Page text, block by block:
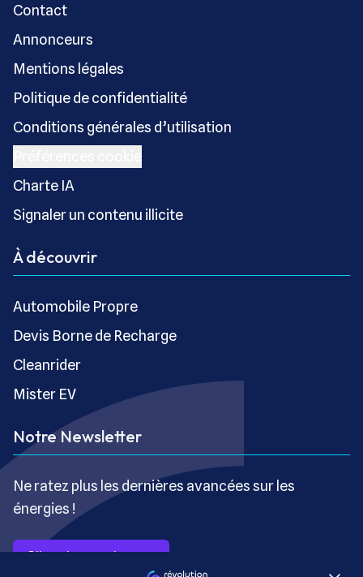
Contact
Annonceurs
Mentions légales
Politique de confidentialité
Conditions générales d’utilisation
Charte IA
Signaler un contenu illicite
À découvrir
Automobile Propre
Devis Borne de Recharge
Cleanrider
Mister EV
Notre Newsletter
Ne ratez plus les dernières avancées sur les
énergies !
S’inscrire gratuitement